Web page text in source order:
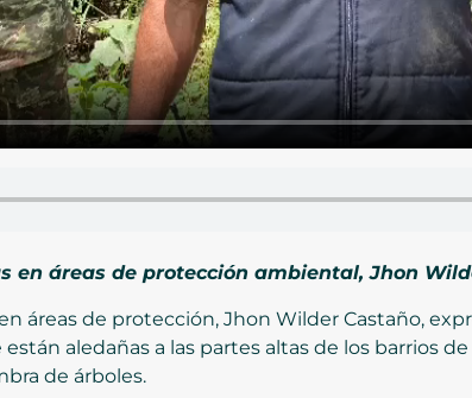
en áreas de protección ambiental, Jhon
áreas de protección, Jhon Wilder Castaño,
aledañas a las partes altas de los barrios
de árboles.